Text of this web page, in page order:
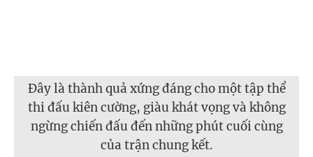
Đây là thành quả xứng đáng cho một tập thể
thi đấu kiên cường, giàu khát vọng và không
ngừng chiến đấu đến những phút cuối cùng
của trận chung kết.